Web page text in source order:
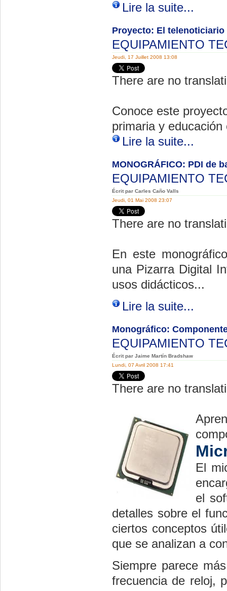
Lire la suite...
Proyecto: El telenoticiario
EQUIPAMIENTO
Jeudi, 17 Juillet 2008 13:08
There are no
Conoce este
primaria y
Lire la suite...
MONOGRÁFICO: PDI de
EQUIPAMIENTO
Écrit par Carles Caño Valls
Jeudi, 01 Mai 2008 23:07
There are no
En este
una Pizarra Digital
usos didácticos...
Lire la suite...
Monográfico:
EQUIPAMIENTO
Écrit par Jaime Martín Bradshaw
Lundi, 07 Avril 2008 17:41
There are no
El
el
detalles sobre el
ciertos conceptos
que se analizan a
Siempre parece
frecuencia de reloj,